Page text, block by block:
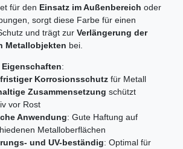
für den Einsatz im Außenbereich oder
sorgt diese Farbe für einen
und trägt zur Verlängerung der
Metallobjekten bei.
Eigenschaften:
Korrosionsschutz für Metall
Zusammensetzung schützt
vor Rost
Anwendung: Gute Haftung auf
Metalloberflächen
und UV-beständig: Optimal für